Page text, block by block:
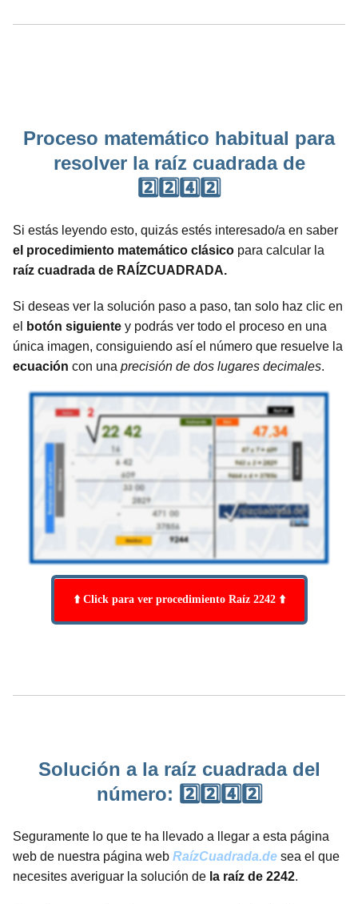
Proceso matemático habitual para
resolver la raíz cuadrada de
2️⃣2️⃣4️⃣2️⃣
Si estás leyendo esto, quizás estés interesado/a en saber
el procedimiento matemático clásico para calcular la
raíz cuadrada de RAÍZCUADRADA.
Si deseas ver la solución paso a paso, tan solo haz clic en
el
botón siguiente y podrás ver todo el proceso en una
única imagen, consiguiendo así el número que resuelve la
ecuación con una precisión de dos lugares decimales.
⬆️ Click para ver procedimiento Raíz 2242 ⬆️
Solución a la raíz cuadrada del
número: 2️⃣2️⃣4️⃣2️⃣
Seguramente lo que te ha llevado a llegar a esta página
web de nuestra página web RaízCuadrada.de sea el que
necesites averiguar la solución de la raíz de 2242.